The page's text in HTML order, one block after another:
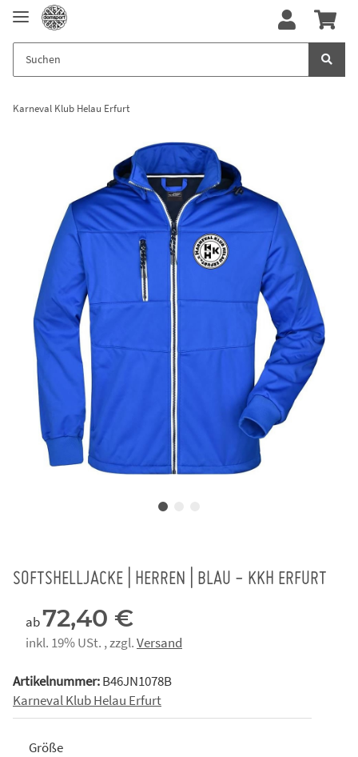
Karneval Klub Helau Erfurt
SOFTSHELLJACKE | HERREN | BLAU - KKH ERFURT
ab72,40 €
inkl. 19% USt. , zzgl.Versand
Artikelnummer:B46JN1078B
Karneval Klub Helau Erfurt
Größe